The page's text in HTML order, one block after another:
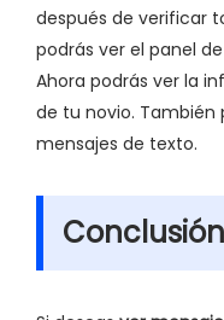
después de verificar
podrás ver el panel
Ahora podrás ver la
de tu novio. También
mensajes de texto.
Conclusión